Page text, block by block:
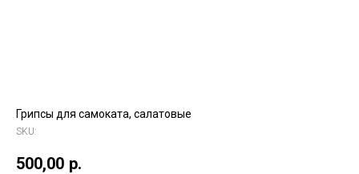
Грипсы для самоката, салатовые
SKU:
500,00 р.